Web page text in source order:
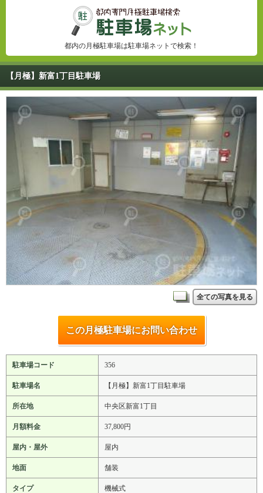
都内の月極駐車場は駐車場ネットで検索！
【月極】新富1丁目駐車場
全ての写真を見る
この月極駐車場にお問い合わせ
駐車場コード 356
駐車場名 【月極】新富1丁目駐車場
所在地 中央区新富1丁目
月額料金 37,800円
屋内・屋外 屋内
地面 舗装
タイプ 機械式